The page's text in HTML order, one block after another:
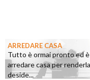
ARREDARE CASA
Tutto è ormai pronto ed
arredare casa per
deside...